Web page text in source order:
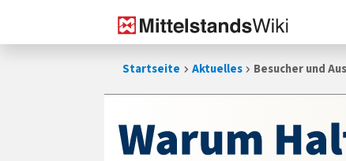
Startseite Aktuelles Besucher und